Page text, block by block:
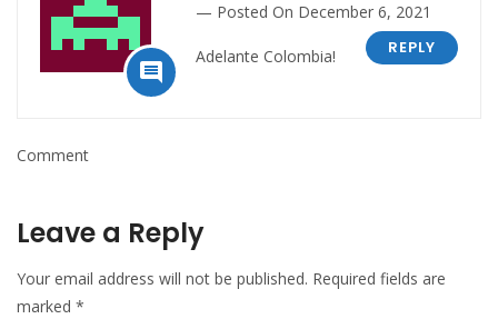

Posted On December 6, 2021
REPLY
Adelante Colombia!
Comment
Leave a Reply
Your email address will not be published. Required fields are
marked *